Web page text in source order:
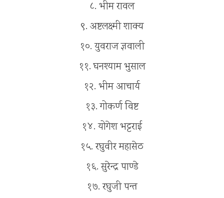
८. भीम रावल
९. अष्टलक्ष्मी शाक्य
१०. युवराज ज्ञवाली
११. घनश्याम भुसाल
१२. भीम आचार्य
१३. गोकर्ण विष्ट
१४. योगेश भट्टराई
१५. रघुवीर महासेठ
१६. सुरेन्द्र पाण्डे
१७. रघुजी पन्त